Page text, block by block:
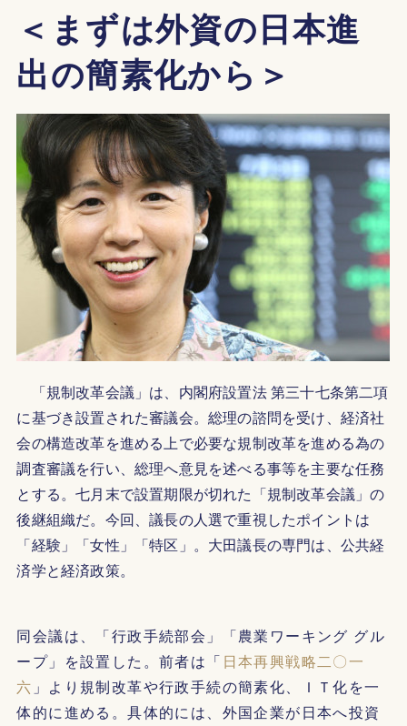
＜まずは外資の日本進
出の簡素化から＞
「規制改革会議」は、内閣府設置法 第三十七条第二項
に基づき設置された審議会。総理の諮問を受け、経済社
会の構造改革を進める上で必要な規制改革を進める為の
調査審議を行い、総理へ意見を述べる事等を主要な任務
とする。七月末で設置期限が切れた「規制改革会議」の
後継組織だ。今回、議長の人選で重視したポイントは
「経験」「女性」「特区」。大田議長の専門は、公共経
済学と経済政策。
同会議は、「行政手続部会」「農業ワーキング グル
ープ」を設置した。前者は「 日本再興戦略二〇一
六 」より規制改革や行政手続の簡素化、ＩＴ化を一
体的に進める。具体的には、外国企業が日本へ投資